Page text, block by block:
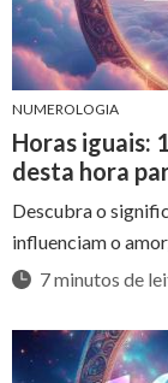
NUMEROLOGIA
Horas iguais:
desta hora
Descubra o
influenciam o
7 minutos de